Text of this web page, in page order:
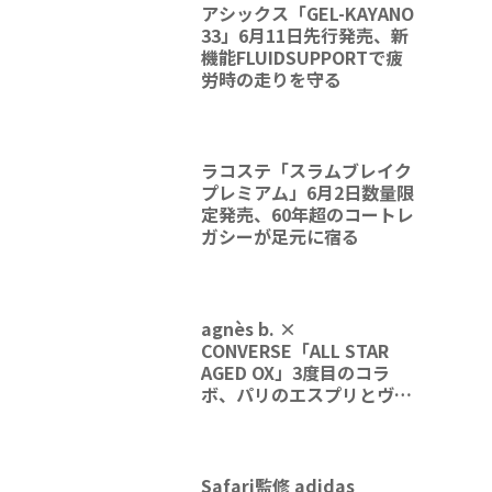
アシックス「GEL-KAYANO
33」6月11日先行発売、新
機能FLUIDSUPPORTで疲
労時の走りを守る
ラコステ「スラムブレイク
プレミアム」6月2日数量限
定発売、60年超のコートレ
ガシーが足元に宿る
agnès b. ×
CONVERSE「ALL STAR
AGED OX」3度目のコラ
ボ、パリのエスプリとヴィ
Safari監修 adidas